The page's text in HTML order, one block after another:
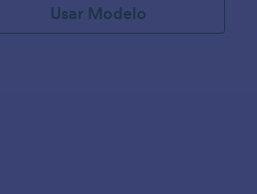
Usar Modelo